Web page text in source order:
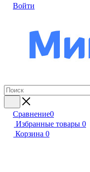
Войти
Сравнение0
Избранные товары 0
Корзина 0